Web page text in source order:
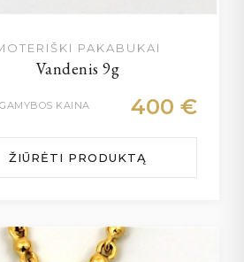
PAKABUKAI
Vandenis 9g
GAMYBOS KAINA 400 €
ŽIŪRĖTI PRODUKTĄ